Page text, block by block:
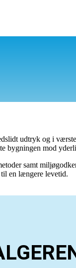
udtryk og i
bygningen mod
samt
en længere levetid.